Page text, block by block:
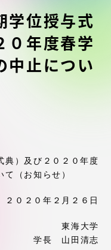
学位授与式
０年度春学
中止につい
典）及び２０２０年度
（お知らせ）
２０２０年２月２６日
東海大学
学長 山田清志